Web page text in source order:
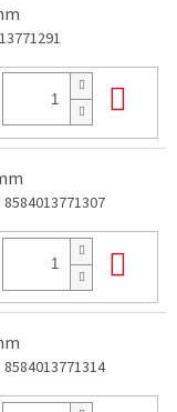
8584013771307
8584013771314